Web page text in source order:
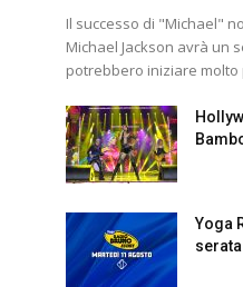
Il successo di "Michael"
Michael Jackson avrà un
potrebbero iniziare molto
Yoga